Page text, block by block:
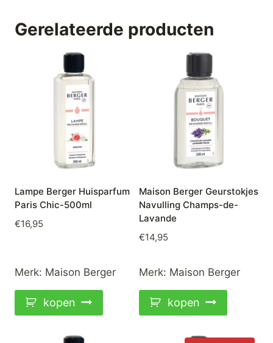
Gerelateerde producten
Lampe Berger Huisparfum
Paris Chic-500ml
€16,95
Merk: Maison Berger
kopen
Maison Berger Geurstokjes
Navulling Champs-de-
Lavande
€14,95
Merk: Maison Berger
kopen